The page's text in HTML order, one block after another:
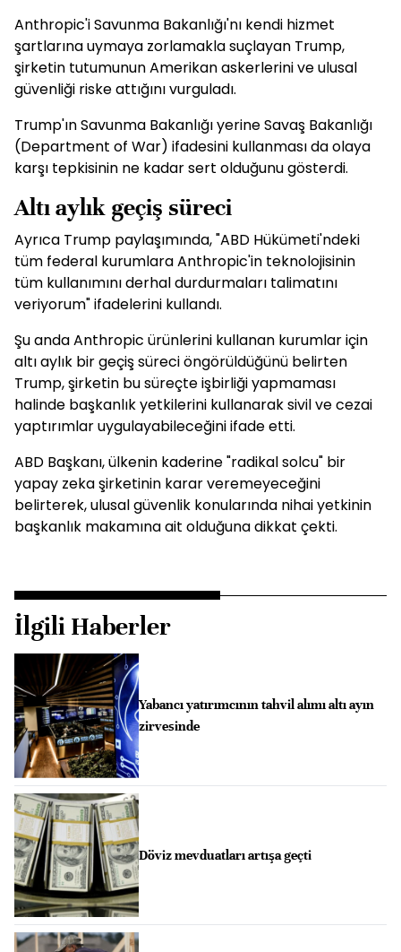
Anthropic'i Savunma Bakanlığı'nı kendi hizmet
şartlarına uymaya zorlamakla suçlayan Trump,
şirketin tutumunun Amerikan askerlerini ve ulusal
güvenliği riske attığını vurguladı.
Trump'ın Savunma Bakanlığı yerine Savaş Bakanlığı
(Department of War) ifadesini kullanması da olaya
karşı tepkisinin ne kadar sert olduğunu gösterdi.
Altı aylık geçiş süreci
Ayrıca Trump paylaşımında, "ABD Hükümeti'ndeki
tüm federal kurumlara Anthropic'in teknolojisinin
tüm kullanımını derhal durdurmaları talimatını
veriyorum" ifadelerini kullandı.
Şu anda Anthropic ürünlerini kullanan kurumlar için
altı aylık bir geçiş süreci öngörüldüğünü belirten
Trump, şirketin bu süreçte işbirliği yapmaması
halinde başkanlık yetkilerini kullanarak sivil ve cezai
yaptırımlar uygulayabileceğini ifade etti.
ABD Başkanı, ülkenin kaderine "radikal solcu" bir
yapay zeka şirketinin karar veremeyeceğini
belirterek, ulusal güvenlik konularında nihai yetkinin
başkanlık makamına ait olduğuna dikkat çekti.
İlgili Haberler
Yabancı yatırımcının tahvil alımı altı ayın
zirvesinde
Döviz mevduatları artışa geçti